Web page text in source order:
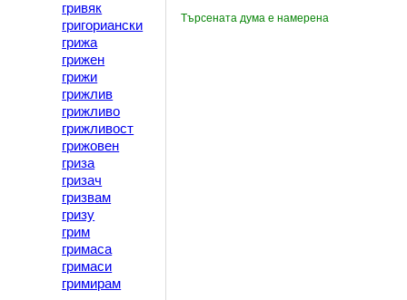
гривяк
григориански
грижа
грижен
грижи
грижлив
грижливо
грижливост
грижовен
гриза
гризач
гризвам
гризу
грим
гримаса
гримаси
гримирам
Търсената дума е намерена